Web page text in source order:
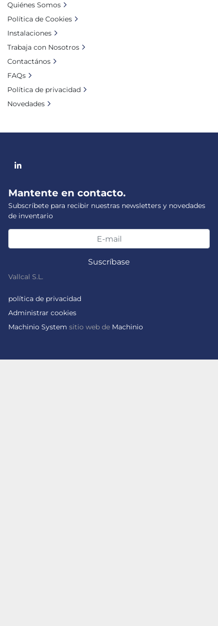
linkedin
Mantente en contacto.
Subscríbete para recibir nuestras newsletters y novedades
de inventario
Suscríbase
Vallcal S.L.
política de privacidad
Administrar cookies
Machinio System sitio web de Machinio
Quiénes Somos
Política de Cookies
Instalaciones
Trabaja con Nosotros
Contactános
FAQs
Política de privacidad
Novedades